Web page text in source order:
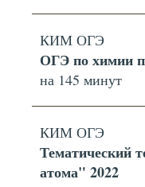
КИМ ОГЭ
ОГЭ по химии
на 145 минут
КИМ ОГЭ
Тематический
атома" 2022